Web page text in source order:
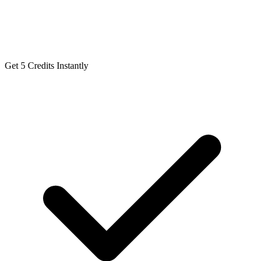
Get 5 Credits Instantly